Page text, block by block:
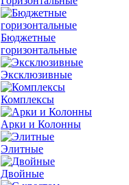
Бюджетные
горизонтальные
Эксклюзивные
Комплексы
Арки и Колонны
Элитные
Двойные